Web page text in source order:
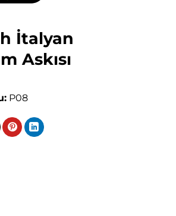
İtalyan
Askısı
P08